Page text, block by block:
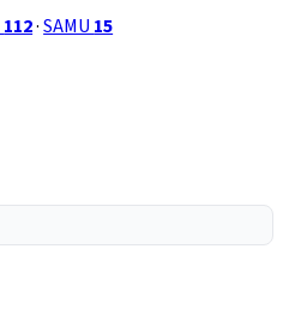
112·SAMU 15